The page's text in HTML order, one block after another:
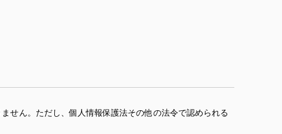
せん。ただし、個人情報保護法その他の法令で認められる